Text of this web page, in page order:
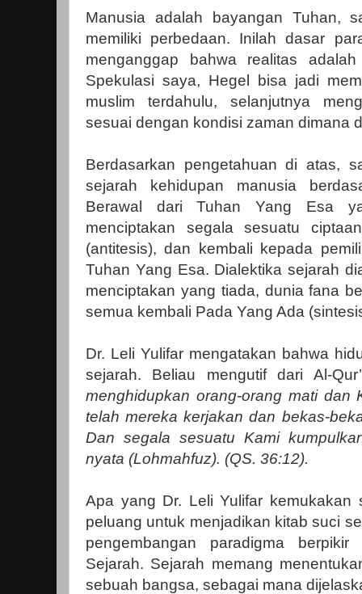
Manusia adalah bayangan Tuhan,
memiliki perbedaan. Inilah dasar
menganggap bahwa realitas
Spekulasi saya, Hegel bisa jadi
muslim terdahulu, selanjutnya
sesuai dengan kondisi zaman dimana
Berdasarkan pengetahuan di atas,
sejarah kehidupan manusia
Berawal dari Tuhan Yang Esa
menciptakan segala sesuatu
(antitesis), dan kembali kepada
Tuhan Yang Esa. Dialektika sejarah
menciptakan yang tiada, dunia fana
semua kembali Pada Yang Ada
Dr. Leli Yulifar mengatakan bahwa
sejarah. Beliau mengutif dari Al-
menghidupkan orang-orang mati dan
telah mereka kerjakan dan bekas-
Dan segala sesuatu Kami
nyata (Lohmahfuz). (QS. 36:12).
Apa yang Dr. Leli Yulifar kemukakan
peluang untuk menjadikan kitab suci
pengembangan paradigma
Sejarah. Sejarah memang
sebuah bangsa, sebagai mana